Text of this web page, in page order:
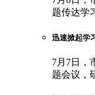
题传达学
迅速掀起学
7月7日，
题会议，